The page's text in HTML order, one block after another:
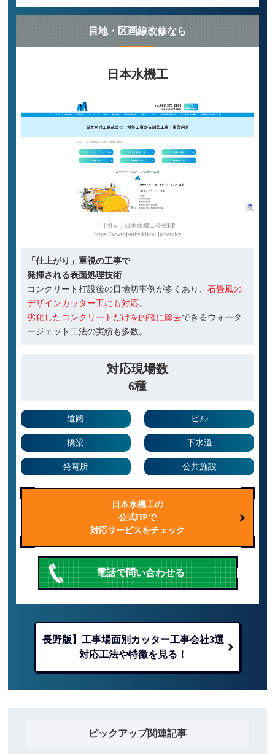
目地・区画線改修なら
日本水機工
引用元：日本水機工公式HP
https://www.j-mizukikou.jp/service
「仕上がり」重視の工事で
発揮される表面処理技術
コンクリート打設後の目地切事例が多くあり、 石畳風の
デザインカッター工にも対応。
劣化したコンクリートだけを的確に除去できるウォータ
ージェット工法の実績も多数。
対応現場数
6種
道路 ビル
橋梁 下水道
発電所 公共施設
日本水機工の
公式HPで
対応サービスをチェック
電話で問い合わせる
長野版】工事場面別カッター工事会社3選
対応工法や特徴を見る！
ピックアップ関連記事